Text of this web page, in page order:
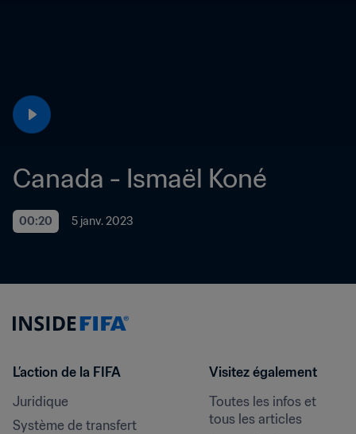
Canada - Ismaël Koné
00:20 5 janv. 2023
L’action de la FIFA
Juridique
Système de transfert
Visitez également
Toutes les infos et
tous les articles